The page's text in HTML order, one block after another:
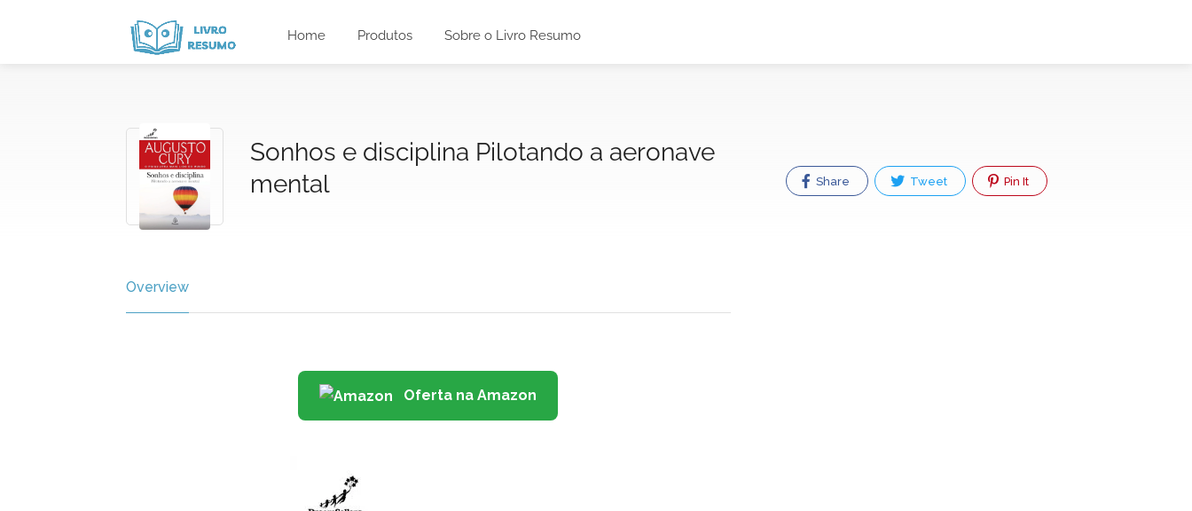
Home Produtos Sobre o Livro Resumo
Sonhos e disciplina Pilotando a aeronave
mental
Overview
Oferta na Amazon
Share Tweet Pin It